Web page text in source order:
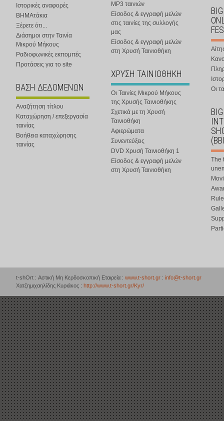
Ιστορικές αναφορές
ΒΗΜΑτάκια
Ξέρετε ότι...
Διάσημοι στην Ταινία
Μικρού Μήκους
Ραδιοφωνικές εκπομπές
Προτάσεις για το site
ΒΑΣΗ ΔΕΔΟΜΕΝΩΝ
Αναζήτηση τίτλου
Καταχώρηση / επεξεργασία
ταινίας
Βοήθεια καταχώρησης
ταινίας
MP3 ταινιών
Είσοδος & εγγραφή μελών
στις ταινίες της συλλογής
μας
Είσοδος & εγγραφή μελών
στη Χρυσή Ταινιοθήκη
ΧΡΥΣΗ ΤΑΙΝΙΟΘΗΚΗ
Οι Ταινίες Μικρού Μήκους
της Χρυσής Ταινιοθήκης
Σχετικά με τη Χρυσή
Ταινιοθήκη
Αφιερώματα
Συνεντεύξεις
DVD Χρυσή Ταινιοθήκη 1
Είσοδος & εγγραφή μελών
στη Χρυσή Ταινιοθήκη
Οι
The
t-shOrt : Αστική Μη Κερδοσκοπική Εταιρεία : www.t-short.gr : info@t-short.gr
Χατζημιχαηλίδης Κυριάκος : http://www.t-short.gr/Kyr/